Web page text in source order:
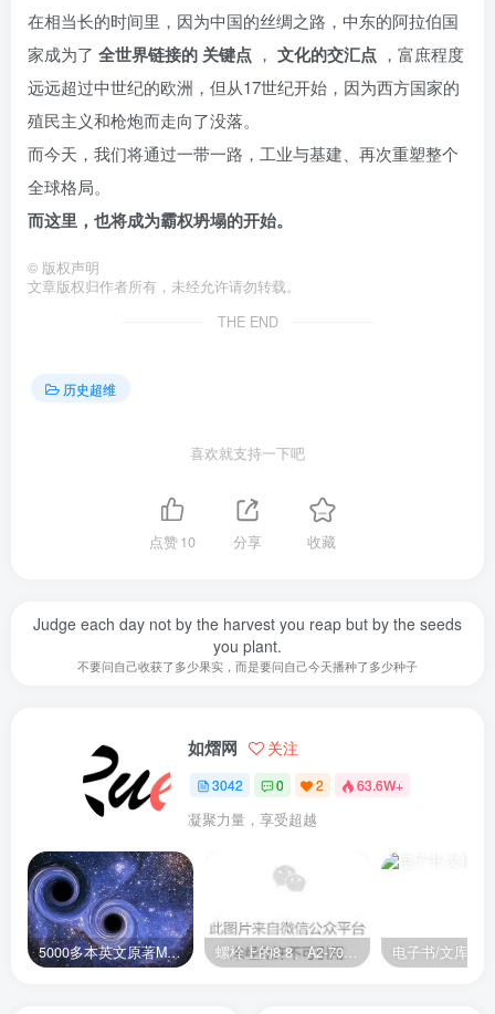
在相当长的时间里，因为中国的丝绸之路，中东的阿拉伯国
家成为了 全世界链接的 关键点 ， 文化的交汇点 ，富庶程度
远远超过中世纪的欧洲，但从17世纪开始，因为西方国家的
殖民主义和枪炮而走向了没落。
而今天，我们将通过一带一路，工业与基建、再次重塑整个
全球格局。
而这里，也将成为霸权坍塌的开始。
© 版权声明
文章版权归作者所有，未经允许请勿转载。
THE END
历史超维
喜欢就支持一下吧
点赞10 分享 收藏
Judge each day not by the harvest you reap but by the seeds
you plant.
不要问自己收获了多少果实，而是要问自己今天播种了多少种子
如熠网 关注
3042 0 2 63.6W+
凝聚力量，享受超越
5000多本英文原著MOBI+AZW3格式电子书百度云网盘打包下载 螺栓上的8.8、A2-70是什么意思？ 电子书/文库